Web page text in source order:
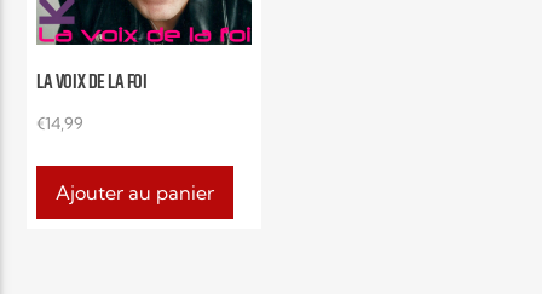
EN CE MOMENT
TITRE
ARTISTE
LA VOIX DE LA FOI
€14,99
Ajouter au panier